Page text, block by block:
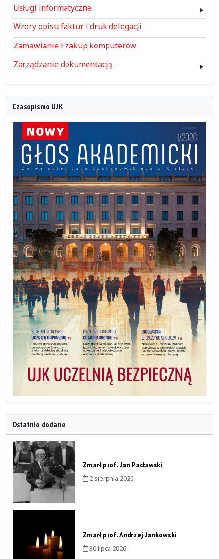
Usługi informatyczne
Wzory opisu faktur i druk delegacji
Zamawianie i zakup komputerów
Zarządzanie dokumentacją
Czasopismo UJK
Ostatnio dodane
Zmarł prof. Jan Pacławski
2 sierpnia 2026
Zmarł prof. Andrzej Jankowski
30 lipca 2026